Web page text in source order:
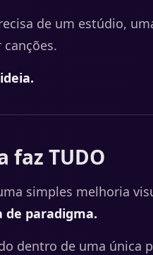
de um estúdio,
faz TUDO
simples melhoria
de paradigma.
dentro de uma única